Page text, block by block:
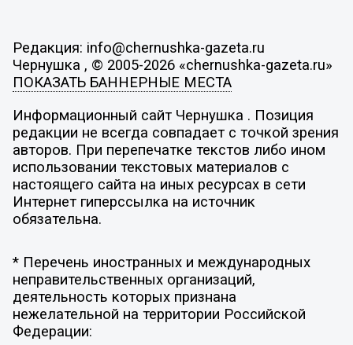
Редакция: info@chernushka-gazeta.ru
Чернушка , © 2005-2026 «chernushka-gazeta.ru»
ПОКАЗАТЬ БАННЕРНЫЕ МЕСТА
Информационный сайт Чернушка . Позиция
редакции не всегда совпадает с точкой зрения
авторов. При перепечатке текстов либо ином
использовании текстовых материалов с
настоящего сайта на иных ресурсах в сети
Интернет гиперссылка на источник
обязательна.
* Перечень иностранных и международных
неправительственных организаций,
деятельность которых признана
нежелательной на территории Российской
Федерации: